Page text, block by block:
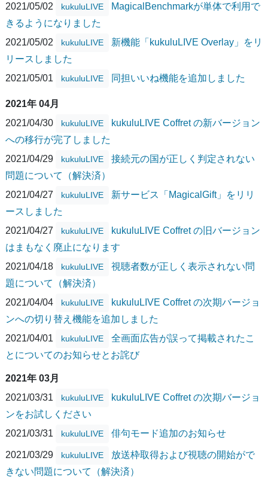
2021/05/02
kukuluLIVE
MagicalBenchmarkが単体で利用で
きるようになりました
2021/05/02
kukuluLIVE
新機能「kukuluLIVE Overlay」をリ
リースしました
2021/05/01
kukuluLIVE 同担いいね機能を追加しました
2021年 04月
2021/04/30
kukuluLIVE
kukuluLIVE Coffret の新バージョン
への移行が完了しました
2021/04/29
kukuluLIVE
接続元の国が正しく判定されない
問題について（解決済）
2021/04/27
kukuluLIVE
新サービス「MagicalGift」をリリ
ースしました
2021/04/27
kukuluLIVE
kukuluLIVE Coffret の旧バージョン
はまもなく廃止になります
2021/04/18
kukuluLIVE
視聴者数が正しく表示されない問
題について（解決済）
2021/04/04
kukuluLIVE
kukuluLIVE Coffret の次期バージョ
ンへの切り替え機能を追加しました
2021/04/01
kukuluLIVE
全画面広告が誤って掲載されたこ
とについてのお知らせとお詫び
2021年 03月
2021/03/31
kukuluLIVE
kukuluLIVE Coffret の次期バージョ
ンをお試しください
2021/03/31
kukuluLIVE 俳句モード追加のお知らせ
2021/03/29 kukuluLIVE
放送枠取得および視聴の開始がで
きない問題について（解決済）